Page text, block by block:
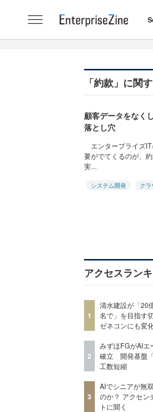
「約款」に関
顧客データをなく
落とし穴
エンタープライズ
要がでてくるのが、
実...
システム開発 クラ
アクセスラン
1
清水建設が「20
名で」を目指す
ゼネコンにも変
2
みずほFGがAIエ
確立 開発基盤
工数短縮
3
AIでシニアが無
のか？ アクセン
トに聞く